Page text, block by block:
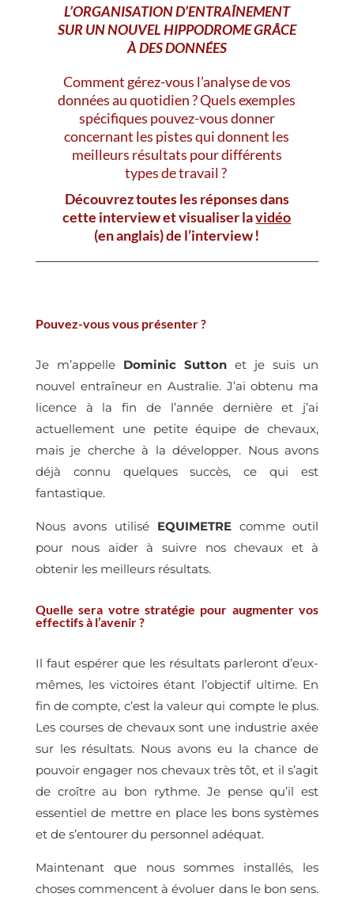
L’ORGANISATION D’ENTRAÎNEMENT
SUR UN NOUVEL HIPPODROME GRÂCE
À DES DONNÉES
Comment gérez-vous l’analyse de vos
données au quotidien ? Quels exemples
spécifiques pouvez-vous donner
concernant les pistes qui donnent les
meilleurs résultats pour différents
types de travail ?
Découvrez toutes les réponses dans
cette interview et visualiser lavidéo
(en anglais)de l’interview !
Pouvez-vous vous présenter ?
Je m’appelle Dominic Suttonet je suis un
nouvel entraîneur en Australie. J’ai obtenu ma
licence à la fin de l’année dernière et j’ai
actuellement une petite équipe de chevaux,
mais je cherche à la développer. Nous avons
déjà connu quelques succès, ce qui est
fantastique.
Nous avons utilisé EQUIMETREcomme outil
pour nous aider à suivre nos chevaux et à
obtenir les meilleurs résultats.
Quelle sera votre stratégie pour augmenter vos
effectifs à l’avenir ?
Il faut espérer que les résultats parleront d’eux-
mêmes, les victoires étant l’objectif ultime. En
fin de compte, c’est la valeur qui compte le plus.
Les courses de chevaux sont une industrie axée
sur les résultats. Nous avons eu la chance de
pouvoir engager nos chevaux très tôt, et il s’agit
de croître au bon rythme. Je pense qu’il est
essentiel de mettre en place les bons systèmes
et de s’entourer du personnel adéquat.
Maintenant que nous sommes installés, les
choses commencent à évoluer dans le bon sens.